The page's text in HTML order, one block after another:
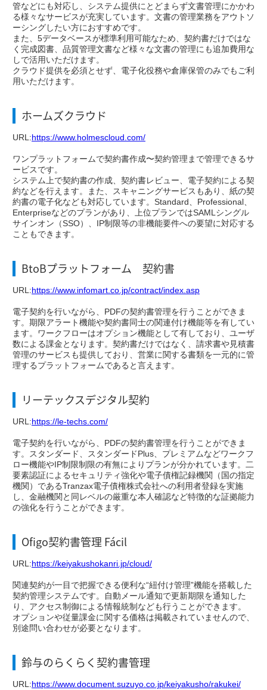
管などにも対応し、システム提供にとどまらず文書管理にかかわ
る様々なサービスが充実しています。文書の管理業務をアウトソ
ーシングしたい方におすすめです。
また、5データベースが標準利用可能なため、契約書だけではな
く完成図書、品質管理文書など様々な文書の管理にも追加費用な
しで活用いただけます。
クラウド提供を必須とせず、電子化役務や倉庫保管のみでもご利
用いただけます。
ホームズクラウド
URL:https://www.holmescloud.com/
ワンプラットフォームで契約書作成〜契約管理まで管理できるサ
ービスです。
システム上で契約書の作成、契約書レビュー、電子契約による契
約などを行えます。また、スキャニングサービスもあり、紙の契
約書の電子化なども対応しています。Standard、Professional、
Enterpriseなどのプランがあり、上位プランではSAMLシングル
サインオン（SSO）、IP制限等の非機能要件への要望に対応する
こともできます。
BtoBプラットフォーム 契約書
URL:https://www.infomart.co.jp/contract/index.asp
電子契約を行いながら、PDFの契約書管理を行うことができま
す。期限アラート機能や契約書同士の関連付け機能等を有してい
ます。ワークフローはオプション機能として有しており、ユーザ
数による課金となります。契約書だけではなく、請求書や見積書
管理のサービスも提供しており、営業に関する書類を一元的に管
理するプラットフォームであると言えます。
リーテックスデジタル契約
URL:https://le-techs.com/
電子契約を行いながら、PDFの契約書管理を行うことができま
す。スタンダード、スタンダードPlus、プレミアムなどワークフ
ロー機能やIP制限制限の有無によりプランが分かれています。二
要素認証によるセキュリティ強化や電子債権記録機関（国の指定
機関）であるTranzax電子債権株式会社への利用者登録を実施
し、金融機関と同レベルの厳重な本人確認など特徴的な証拠能力
の強化を行うことができます。
Ofigo契約書管理 Fácil
URL:https://keiyakushokanri.jp/cloud/
関連契約が一目で把握できる便利な“紐付け管理”機能を搭載した
契約管理システムです。自動メール通知で更新期限を通知した
り、アクセス制御による情報統制なども行うことができます。
オプションや従量課金に関する価格は掲載されていませんので、
別途問い合わせが必要となります。
鈴与のらくらく契約書管理
URL:https://www.document.suzuyo.co.jp/keiyakusho/rakukei/